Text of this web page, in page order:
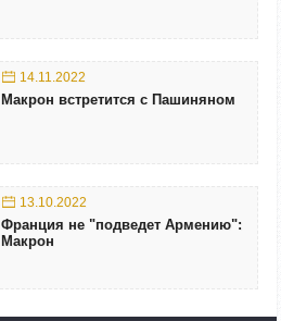
14.11.2022
Макрон встретится с Пашиняном
13.10.2022
Франция не "подведет Армению":
Макрон